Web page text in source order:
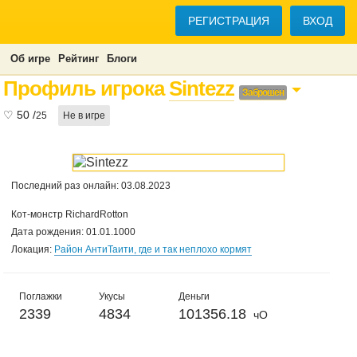
РЕГИСТРАЦИЯ ВХОД
Об игре Рейтинг Блоги
Профиль игрокаSintezz Заброшен
♡50 /25 Не в игре
Последний раз онлайн: 03.08.2023
Кот-монстр RichardRotton
Дата рождения: 01.01.1000
Локация: Район АнтиТаити, где и так неплохо кормят
Поглажки
2339
Укусы
4834
Деньги
101356.18 чО